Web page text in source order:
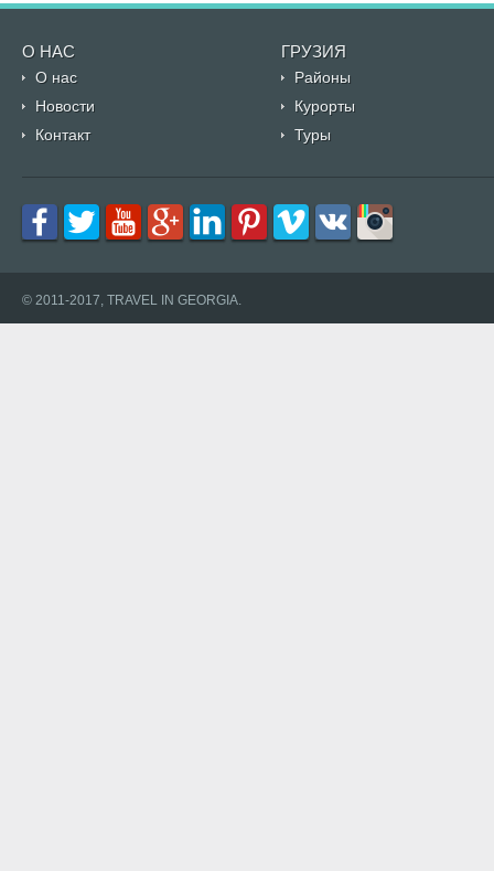
О НАС ГРУЗИЯ
О нас
Районы
Новости
Курорты
Контакт
Туры
© 2011-2017, TRAVEL IN GEORGIA.